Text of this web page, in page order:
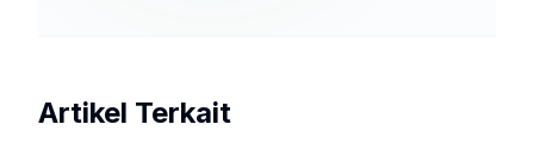
Artikel Terkait